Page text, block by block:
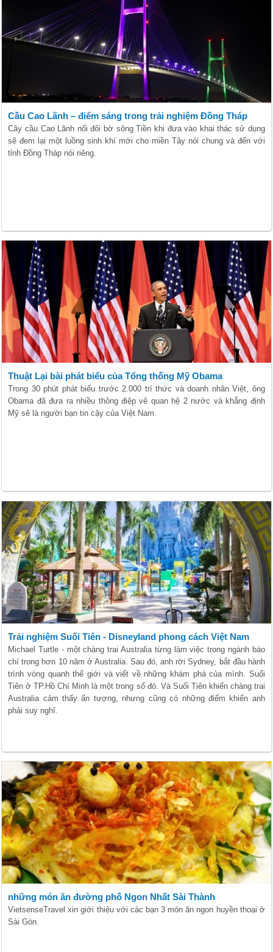
Cầu Cao Lãnh – điểm sáng trong trải nghiệm Đồng Tháp
Cây cầu Cao Lãnh nối đôi bờ sông Tiền khi đưa vào khai thác sử dụng
sẽ đem lại một luồng sinh khí mới cho miền Tây nói chung và đến với
tỉnh Đồng Tháp nói riêng.
Thuật Lại bài phát biểu của Tổng thống Mỹ Obama
Trong 30 phút phát biểu trước 2.000 trí thức và doanh nhân Việt, ông
Obama đã đưa ra nhiều thông điệp vê quan hệ 2 nước và khẳng định
Mỹ sẽ là người bạn tin cậy của Việt Nam.
Trải nghiệm Suối Tiên - Disneyland phong cách Việt Nam
Michael Turtle - một chàng trai Australia từng làm việc trong ngành báo
chí trong hơn 10 năm ở Australia. Sau đó, anh rời Sydney, bắt đầu hành
trình vòng quanh thế giới và viết về những khám phá của mình. Suối
Tiên ở TP.Hồ Chí Minh là một trong số đó. Và Suối Tiên khiến chàng trai
Australia cảm thấy ấn tượng, nhưng cũng có những điểm khiến anh
phải suy nghĩ.
những món ăn đường phố Ngon Nhất Sài Thành
VietsenseTravel xin giới thiệu với các bạn 3 món ăn ngon huyền thoại ở
Sài Gòn.